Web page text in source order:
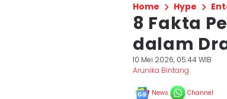
Home Hype
8 Fakta
dalam
10 Mei 2026, 05:44 WIB
Arunika Bintang
News Channel